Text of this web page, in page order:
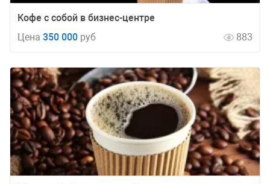
Кофе с собой в бизнес-центре
Цена 350 000 руб 883